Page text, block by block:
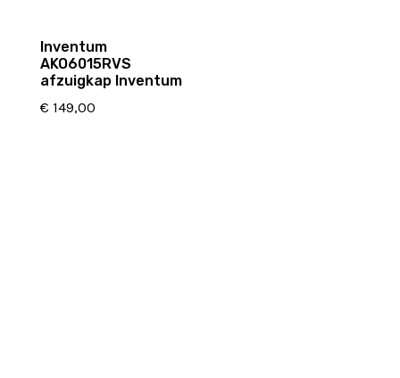
Inventum
AKO6015RVS
afzuigkap Inventum
€ 149,00